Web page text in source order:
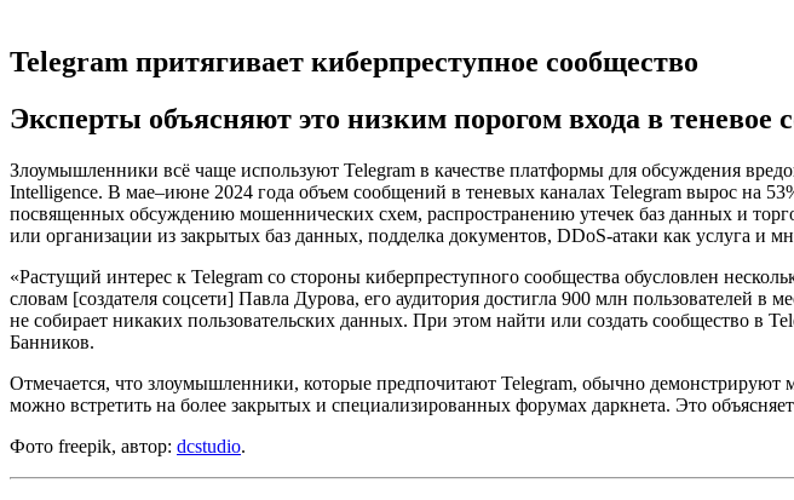
Telegram притягивает киберпреступное сообщество
Эксперты объясняют это низким порогом входа в теневое
Злоумышленники всё чаще используют Telegram в качестве платформы для обсуждения
Intelligence. В мае–июне 2024 года объем сообщений в теневых каналах Telegram вырос на
посвященных обсуждению мошеннических схем, распространению утечек баз данных и
или организации из закрытых баз данных, подделка документов, DDoS-атаки как услуга и
«Растущий интерес к Telegram со стороны киберпреступного сообщества обусловлен
словам [создателя соцсети] Павла Дурова, его аудитория достигла 900 млн пользователей
не собирает никаких пользовательских данных. При этом найти или создать сообщество в
Банников.
Отмечается, что злоумышленники, которые предпочитают Telegram, обычно
можно встретить на более закрытых и специализированных форумах даркнета. Это
Фото freepik, автор: dcstudio.